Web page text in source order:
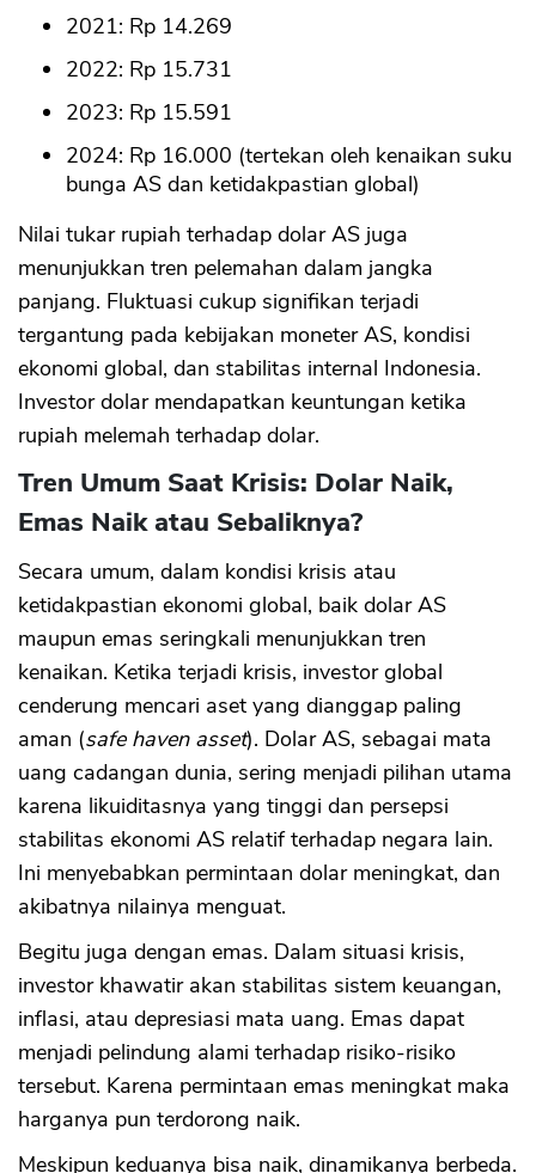
2021: Rp 14.269
2022: Rp 15.731
2023: Rp 15.591
2024: Rp 16.000 (tertekan oleh kenaikan suku
bunga AS dan ketidakpastian global)
Nilai tukar rupiah terhadap dolar AS juga
menunjukkan tren pelemahan dalam jangka
panjang. Fluktuasi cukup signifikan terjadi
tergantung pada kebijakan moneter AS, kondisi
ekonomi global, dan stabilitas internal Indonesia.
Investor dolar mendapatkan keuntungan ketika
rupiah melemah terhadap dolar.
Tren Umum Saat Krisis: Dolar Naik,
Emas Naik atau Sebaliknya?
Secara umum, dalam kondisi krisis atau
ketidakpastian ekonomi global, baik dolar AS
maupun emas seringkali menunjukkan tren
kenaikan. Ketika terjadi krisis, investor global
cenderung mencari aset yang dianggap paling
aman (safe haven asset). Dolar AS, sebagai mata
uang cadangan dunia, sering menjadi pilihan utama
karena likuiditasnya yang tinggi dan persepsi
stabilitas ekonomi AS relatif terhadap negara lain.
Ini menyebabkan permintaan dolar meningkat, dan
akibatnya nilainya menguat.
Begitu juga dengan emas. Dalam situasi krisis,
investor khawatir akan stabilitas sistem keuangan,
inflasi, atau depresiasi mata uang. Emas dapat
menjadi pelindung alami terhadap risiko-risiko
tersebut. Karena permintaan emas meningkat maka
harganya pun terdorong naik.
Meskipun keduanya bisa naik, dinamikanya berbeda.